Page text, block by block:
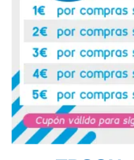
Lola 07. 02. 2024
Funcionan muy bien
Recomendaría su compra:Si
Lola 07. 02. 2024
Funcionan muy bien
Recomendaría su compra: